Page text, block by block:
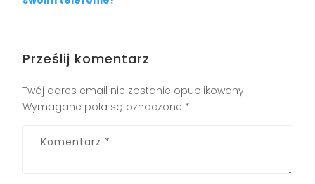
Prześlij komentarz
Twój adres email nie zostanie opublikowany.
Wymagane pola są oznaczone *